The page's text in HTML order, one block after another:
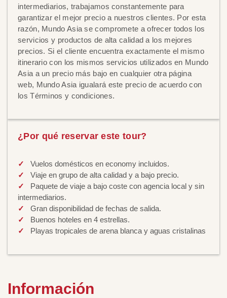
intermediarios, trabajamos constantemente para
garantizar el mejor precio a nuestros clientes. Por esta
razón, Mundo Asia se compromete a ofrecer todos los
servicios y productos de alta calidad a los mejores
precios. Si el cliente encuentra exactamente el mismo
itinerario con los mismos servicios utilizados en Mundo
Asia a un precio más bajo en cualquier otra página
web, Mundo Asia igualará este precio de acuerdo con
los Términos y condiciones.
¿Por qué reservar este tour?
Vuelos domésticos en economy incluidos.
Viaje en grupo de alta calidad y a bajo precio.
Paquete de viaje a bajo coste con agencia local y sin
intermediarios.
Gran disponibilidad de fechas de salida.
Buenos hoteles en 4 estrellas.
Playas tropicales de arena blanca y aguas cristalinas
Información